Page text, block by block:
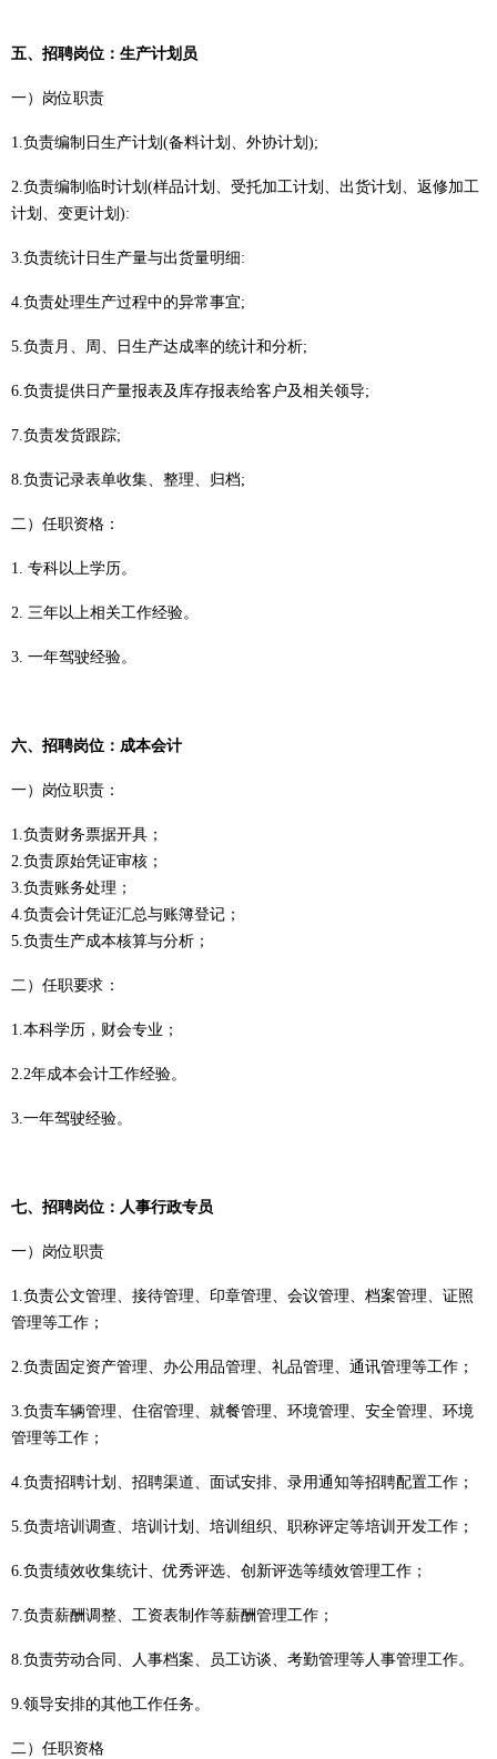
五、 招聘岗位： 生产计划员
一） 岗位职责
1.负责编制日生产计划 (备料计划、外协计划);
2.负责编制临时计划 (样品计划、受托加工计划、出货计划、返修加工
计划、变更计划):
3.负责统计日生产量与出货量明细 :
4.负责处理生产过程中的异常事宜;
5.负责月、周、日生产达成率的统计和分析;
6.负责提供日产量报表及库存报表给客户及相关领导;
7.负责发货跟踪;
8.负责记录表单收集、整理、归档;
二） 任职资格：
1. 专科以上学历。
2. 三年以上相关工作经验。
3. 一年驾驶经验。
六、 招聘岗位： 成本会计
一）岗位职责：
1.负责财务票据开具；
2.负责原始凭证审核；
3.负责账务处理；
4.负责会计凭证汇总与账簿登记；
5.负责生产成本核算与分析；
二）任职要求：
1.本科学历，财会专业；
2.2年成本会计工作经验。
3.一年驾驶经验。
七、 招聘岗位：人事行政专员
一） 岗位职责
1.负责公文管理、接待管理、印章管理、会议管理、档案管理、证照
管理等工作；
2.负责固定资产管理、办公用品管理、礼品管理、通讯管理等工作；
3.负责车辆管理、住宿管理、就餐管理、环境管理、安全管理、环境
管理等工作；
4.负责招聘计划、招聘渠道、面试安排、录用通知等招聘配置工作；
5.负责培训调查、培训计划、培训组织、职称评定等培训开发工作；
6.负责绩效收集统计、优秀评选、创新评选等绩效管理工作；
7.负责薪酬调整、工资表制作等薪酬管理工作；
8.负责劳动合同、人事档案、员工访谈、考勤管理等人事管理工作。
9.领导安排的其他工作任务。
二） 任职资格